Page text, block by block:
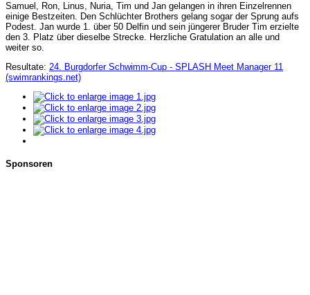
Samuel, Ron, Linus, Nuria, Tim und Jan gelangen in ihren Einzelrennen
einige Bestzeiten. Den Schlüchter Brothers gelang sogar der Sprung aufs
Podest. Jan wurde 1. über 50 Delfin und sein jüngerer Bruder Tim erzielte
den 3. Platz über dieselbe Strecke. Herzliche Gratulation an alle und
weiter so.
Resultate: 24. Burgdorfer Schwimm-Cup - SPLASH Meet Manager 11
(swimrankings.net)
Sponsoren